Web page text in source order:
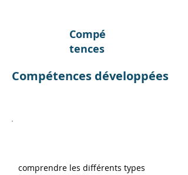
Compé
tences
Compétences développées
comprendre les différents types